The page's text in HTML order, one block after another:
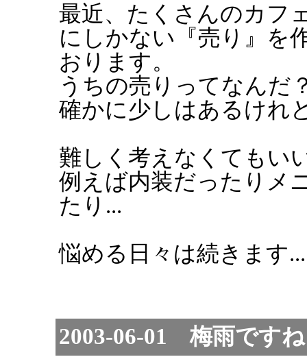
最近、たくさんのカフ
にしかない『売り』を
おります。
うちの売りってなんだ
確かに少しはあるけれ
難しく考えなくてもい
例えば内装だったりメ
たり...
悩める日々は続きます
2003-06-01 梅雨です